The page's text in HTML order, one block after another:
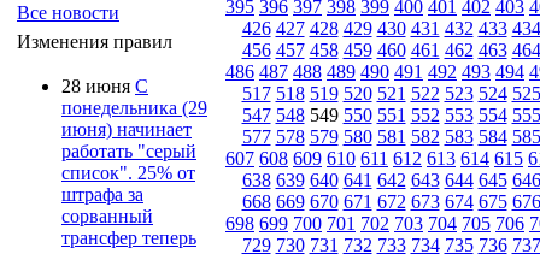
Все новости
Изменения правил
28 июня С
понедельника (29
июня) начинает
работать "серый
список". 25% от
штрафа за
сорванный
трансфер теперь
395 396 397 398 399 400 401 402 403
426 427 428 429 430 431 432 433 434
456 457 458 459 460 461 462 463 464
486 487 488 489 490 491 492 493 494
517 518 519 520 521 522 523 524 525
547 548 549 550 551 552 553 554 555
577 578 579 580 581 582 583 584 585
607 608 609 610 611 612 613 614 615
638 639 640 641 642 643 644 645 646
668 669 670 671 672 673 674 675 676
698 699 700 701 702 703 704 705 706
729 730 731 732 733 734 735 736 737